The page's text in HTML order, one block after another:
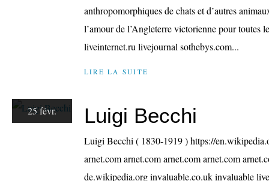
anthropomorphiques de chats et d’autres
l’amour de l’Angleterre victorienne pour toutes
liveinternet.ru livejournal sothebys.com...
LIRE LA SUITE
25 févr. Luigi Becchi
Luigi Becchi ( 1830-1919 ) https://
arnet.com arnet.com arnet.com arnet.com
de.wikipedia.org invaluable.co.uk invaluable